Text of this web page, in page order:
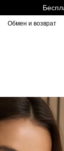
Обмен и возврат